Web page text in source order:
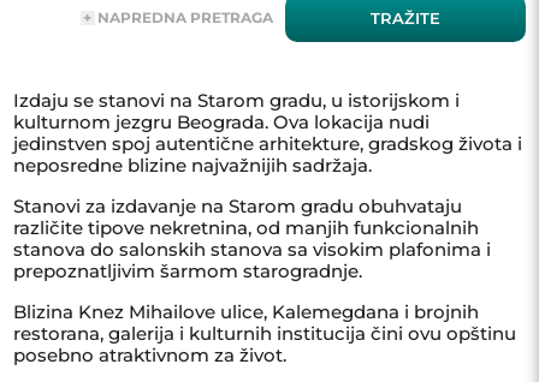
GREJANJE
KLJUČNA REČ
NOVO U IZGRADNJI
RENOVIRANO
UKNJIŽENO
NOVOGRADNJA
TRAŽITE
NAPREDNA PRETRAGA
Izdaju se stanovi na Starom gradu, u istorijskom i
kulturnom jezgru Beograda. Ova lokacija nudi
jedinstven spoj autentične arhitekture, gradskog života i
neposredne blizine najvažnijih sadržaja.
Stanovi za izdavanje na Starom gradu obuhvataju
različite tipove nekretnina, od manjih funkcionalnih
stanova do salonskih stanova sa visokim plafonima i
prepoznatljivim šarmom starogradnje.
Blizina Knez Mihailove ulice, Kalemegdana i brojnih
restorana, galerija i kulturnih institucija čini ovu opštinu
posebno atraktivnom za život.